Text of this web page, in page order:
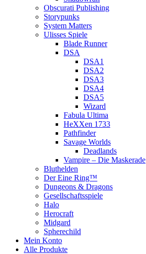
Obscurati Publishing
Storypunks
System Matters
Ulisses Spiele
Blade Runner
DSA
DSA1
DSA2
DSA3
DSA4
DSA5
Wizard
Fabula Ultima
HeXXen 1733
Pathfinder
Savage Worlds
Deadlands
Vampire – Die Maskerade
Bluthelden
Der Eine Ring™
Dungeons & Dragons
Gesellschaftsspiele
Halo
Herocraft
Midgard
Spherechild
Mein Konto
Alle Produkte